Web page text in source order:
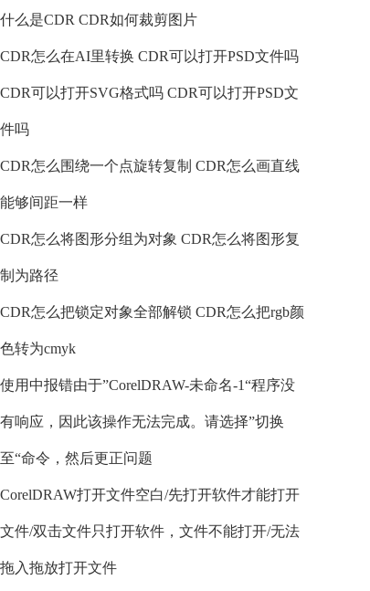
什么是CDR CDR如何裁剪图片
CDR怎么在AI里转换 CDR可以打开PSD文件吗
CDR可以打开SVG格式吗 CDR可以打开PSD文
件吗
CDR怎么围绕一个点旋转复制 CDR怎么画直线
能够间距一样
CDR怎么将图形分组为对象 CDR怎么将图形复
制为路径
CDR怎么把锁定对象全部解锁 CDR怎么把rgb颜
色转为cmyk
使用中报错由于”CorelDRAW-未命名-1“程序没
有响应，因此该操作无法完成。请选择”切换
至“命令，然后更正问题
CorelDRAW打开文件空白/先打开软件才能打开
文件/双击文件只打开软件，文件不能打开/无法
拖入拖放打开文件